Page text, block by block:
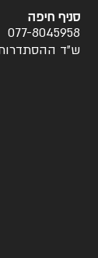
סניף חיפה
077-8045958
ש״ד ההסתדרות 145,